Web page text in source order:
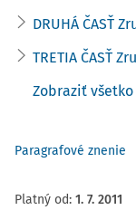
DRUHÁ ČASŤ
TRETIA ČASŤ
Zobraziť všetko
Paragrafové znenie
Platný od: 1. 7. 2011